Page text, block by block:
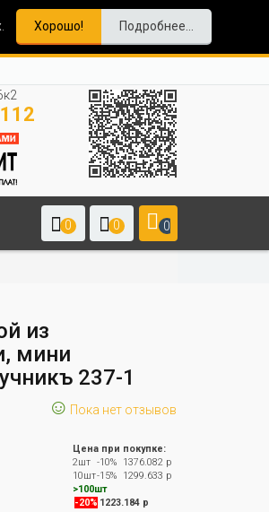
Хорошо! Подробнее...
0 0 0
из
мини
237-1
☺ Пока нет отзывов
Цена при покупке:
2шт -10% 1376.082 р
10шт-15% 1299.633 р
>100шт
-20% 1223.184 р